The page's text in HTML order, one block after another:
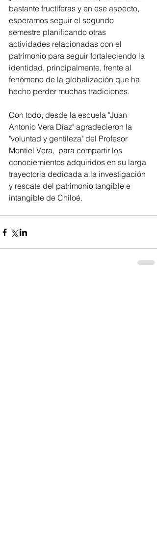
bastante fructíferas y en ese aspecto,
esperamos seguir el segundo
semestre planificando otras
actividades relacionadas con el
patrimonio para seguir fortaleciendo la
identidad, principalmente, frente al
fenómeno de la globalización que ha
hecho perder muchas tradiciones.
Con todo, desde la escuela "Juan
Antonio Vera Díaz" agradecieron la
"voluntad y gentileza" del Profesor
Montiel Vera,  para compartir los
conociemientos adquiridos en su larga
trayectoria dedicada a la investigación
y rescate del patrimonio tangible e
intangible de Chiloé.